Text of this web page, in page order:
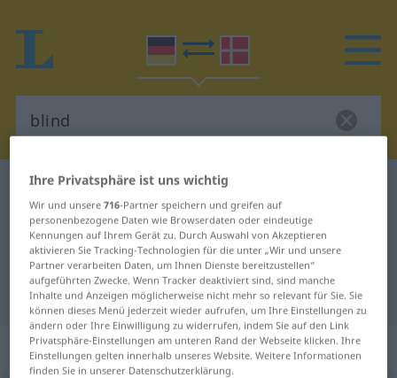
Deutsch-Dänisch Wörterbuch
Deutsch-Dänisch Übersetzung für
"blind"
"blind" Dänisch Übersetzung
„blind“
Ihre Privatsphäre ist uns wichtig
Wir und unsere716-Partner speichern und greifen auf
personenbezogene Daten wie Browserdaten oder eindeutige
Kennungen auf Ihrem Gerät zu. Durch Auswahl von Akzeptieren
aktivieren Sie Tracking-Technologien für die unter „Wir und unsere
Partner verarbeiten Daten, um Ihnen Dienste bereitzustellen“
aufgeführten Zwecke. Wenn Tracker deaktiviert sind, sind manche
Inhalte und Anzeigen möglicherweise nicht mehr so relevant für Sie. Sie
können dieses Menü jederzeit wieder aufrufen, um Ihre Einstellungen zu
ändern oder Ihre Einwilligung zu widerrufen, indem Sie auf den Link
Privatsphäre-Einstellungen am unteren Rand der Webseite klicken. Ihre
Einstellungen gelten innerhalb unseres Website. Weitere Informationen
finden Sie in unserer Datenschutzerklärung.